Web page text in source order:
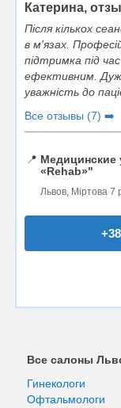
Катерина,
Після кількох
в м'язах.
підтримка під
ефективним.
уважність до
Все отзывы (7) ➡️
📍 Медицинские
«Rehab»"
Львов, Міртова 7
Все салоны
Гинекологи
Офтальмологи